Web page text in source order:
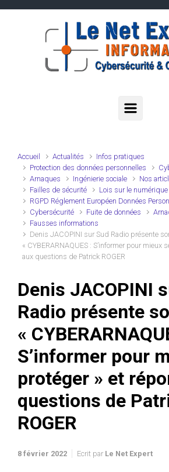
Accueil Actualités
Infos pratiques
Protection des données personnelles
Arnaques
Ingénierie sociale
Nos
Failles de sécurité
Lois sur le numérique
RGPD Réglement Européen Données
Cybersécurité
Fuite de données
Fausses informations
Denis JACOPINI sur Sud Radio présente
« CYBERARNAQUES : S’informer pour mieux
aux questions de Patrick ROGER
Denis JACOPINI
Radio présente
«
S’informer pour
protéger » et
questions de
ROGER
8 février 2022 Ecrit par Le Net Expert